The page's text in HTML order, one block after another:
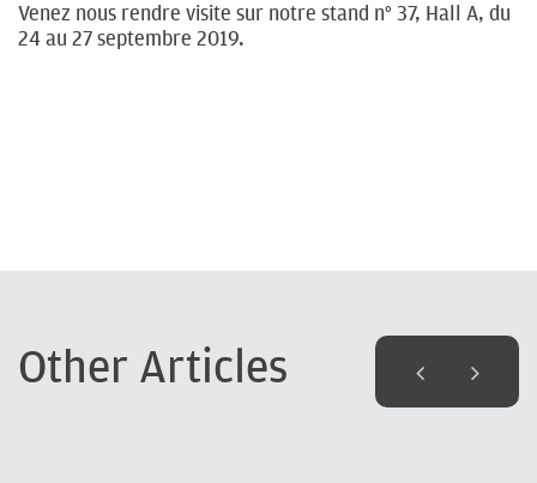
Venez nous rendre visite sur notre stand n° 37, Hall A, du
24 au 27 septembre 2019.
Other Articles